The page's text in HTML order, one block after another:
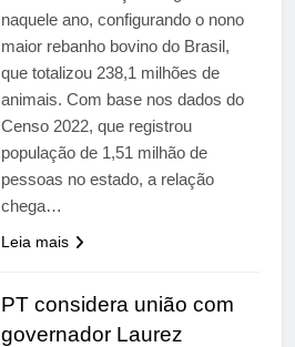
naquele ano, configurando o nono
maior rebanho bovino do Brasil,
que totalizou 238,1 milhões de
animais. Com base nos dados do
Censo 2022, que registrou
população de 1,51 milhão de
pessoas no estado, a relação
chega…
Leia mais
PT considera união com
governador Laurez